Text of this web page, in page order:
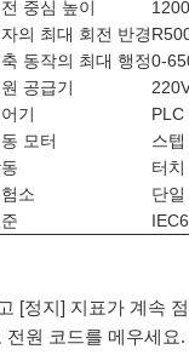
중심 높이
의 최대 회전 반경
동작의 최대 행정0-
공급기
기
PLC
모터
스텝
터
소
단일
[정지] 지표가 계속
원 코드를 메우세요.